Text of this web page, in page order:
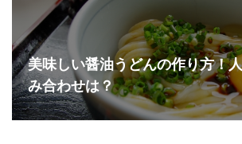
美味しい醤油うどんの作り方！
み合わせは？